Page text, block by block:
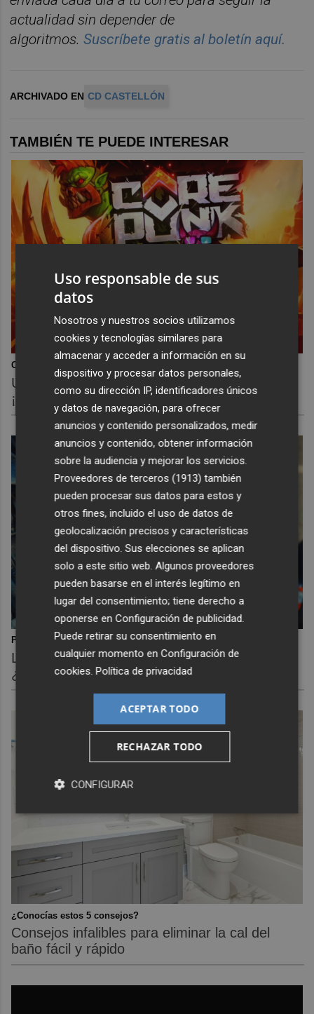
actualidad sin depender de
algoritmos.Suscríbete gratis alboletín aquí.
ARCHIVADO EN CD CASTELLÓN
TAMBIÉN TE PUEDE INTERESAR
Corepunk MMORPG
Un verdadero MMORPG de la vieja escuela
¡Cómo los de antes, pero mejor!
Pasaportes que abren puertas
Los pasaportes más poderosos del mundo,
¿está el tuyo?
¿Conocías estos 5 consejos?
Consejos infalibles para eliminar la cal del
baño fácil y rápido
Uso responsable de sus
datos
Nosotros y nuestros socios utilizamos
cookies y tecnologías similares para
almacenar y acceder a información en su
dispositivo y procesar datos personales,
como su dirección IP, identificadores únicos
y datos de navegación, para ofrecer
anuncios y contenido personalizados, medir
anuncios y contenido, obtener información
sobre la audiencia y mejorar los servicios.
Proveedores de terceros (1913) también
pueden procesar sus datos para estos y
otros fines, incluido el uso de datos de
geolocalización precisos y características
del dispositivo. Sus elecciones se aplican
solo a este sitio web. Algunos proveedores
pueden basarse en el interés legítimo en
lugar del consentimiento; tiene derecho a
oponerse enConfiguración de publicidad
Puede retirar su consentimiento en
cualquier momento enConfiguración de
cookies .Política de privacidad
ACEPTAR TODO
RECHAZAR TODO
CONFIGURAR